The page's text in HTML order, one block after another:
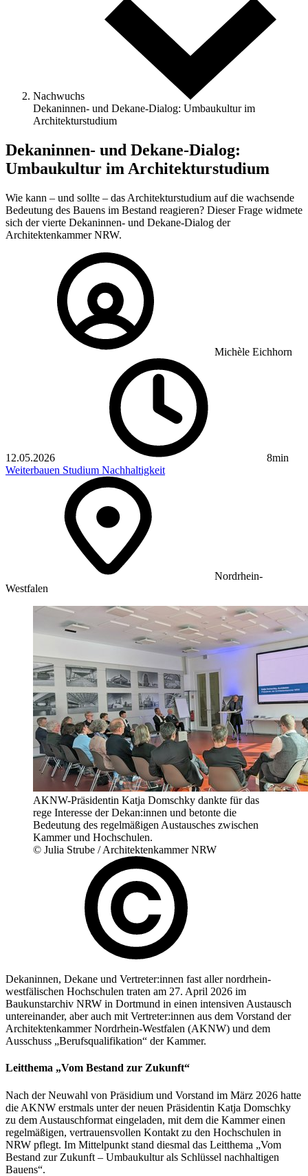
Nachwuchs
Dekaninnen- und Dekane-Dialog: Umbaukultur im
Architekturstudium
Dekaninnen- und Dekane-Dialog:
Umbaukultur im Architekturstudium
Wie kann – und sollte – das Architekturstudium auf die wachsende
Bedeutung des Bauens im Bestand reagieren? Dieser Frage widmete
sich der vierte Dekaninnen- und Dekane-Dialog der
Architektenkammer NRW.
Michèle Eichhorn
12.05.2026
8min
Weiterbauen Studium Nachhaltigkeit
Nordrhein-
Westfalen
AKNW-Präsidentin Katja Domschky dankte für das
rege Interesse der Dekan:innen und betonte die
Bedeutung des regelmäßigen Austausches zwischen
Kammer und Hochschulen.
© Julia Strube / Architektenkammer NRW
Dekaninnen, Dekane und Vertreter:innen fast aller nordrhein-
westfälischen Hochschulen traten am 27. April 2026 im
Baukunstarchiv NRW in Dortmund in einen intensiven Austausch
untereinander, aber auch mit Vertreter:innen aus dem Vorstand der
Architektenkammer Nordrhein-Westfalen (AKNW) und dem
Ausschuss „Berufsqualifikation“ der Kammer.
Leitthema „Vom Bestand zur Zukunft“
Nach der Neuwahl von Präsidium und Vorstand im März 2026 hatte
die AKNW erstmals unter der neuen Präsidentin Katja Domschky
zu dem Austauschformat eingeladen, mit dem die Kammer einen
regelmäßigen, vertrauensvollen Kontakt zu den Hochschulen in
NRW pflegt. Im Mittelpunkt stand diesmal das Leitthema „Vom
Bestand zur Zukunft – Umbaukultur als Schlüssel nachhaltigen
Bauens“.